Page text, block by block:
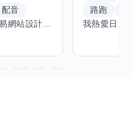
配音
路跑